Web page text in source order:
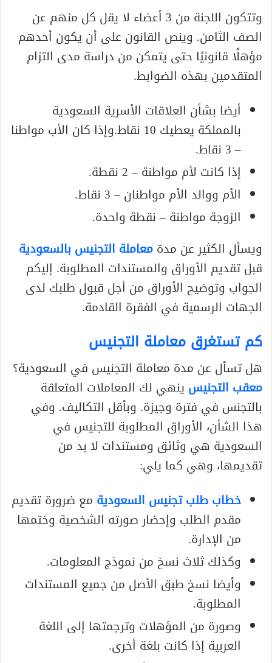
وتتكون اللجنة من 3 أعضاء لا يقل كل منهم عن
الصف الثامن. وينص القانون على أن يكون أحدهم
مؤهلًا قانونيًا حتى يتمكن من دراسة مدى التزام
المتقدمين بهذه الضوابط.
أيضا بشأن العلاقات الأسرية السعودية
بالمملكة يعطيك 10 نقاط.وإذا كان الأب مواطنا
– 3 نقاط.
إذا كانت لأم مواطنة – 2 نقطة.
الأم ووالد الأم مواطنان – 3 نقاط.
الزوجة مواطنة – نقطة واحدة.
ويسأل الكثير عن مدةمعاملة التجنيس بالسعودية
قبل تقديم الأوراق والمستندات المطلوبة. إليكم
الجواب وتوضيح الأوراق من أجل قبول طلبك لدى
الجهات الرسمية في الفقرة القادمة.
كم تستغرق معاملة التجنيس
هل تسأل عن مدة معاملة التجنيس في السعودية؟
معقب التجنيس ينهي لك المعاملات المتعلقة
بالتجنس في فترة وجيزة. وبأقل التكاليف. وفي
هذا الشأن، الأوراق المطلوبة للتجنيس في
السعودية هي وثائق ومستندات لا بد من
تقديمها، وهي كما يلي:
خطاب طلب تجنيس السعودية مع ضرورة تقديم
مقدم الطلب وإحضار صورته الشخصية وختمها
من الإدارة.
وكذلك ثلاث نسخ من نموذج المعلومات.
وأيضا نسخ طبق الأصل من جميع المستندات
المطلوبة.
وصورة من المؤهلات وترجمتها إلى اللغة
العربية إذا كانت بلغة أخرى.